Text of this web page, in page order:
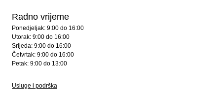
Radno vrijeme
Ponedjeljak: 9:00 do 16:00
Utorak: 9:00 do 16:00
Srijeda: 9:00 do 16:00
Četvrtak: 9:00 do 16:00
Petak: 9:00 do 13:00
Usluge i podrška